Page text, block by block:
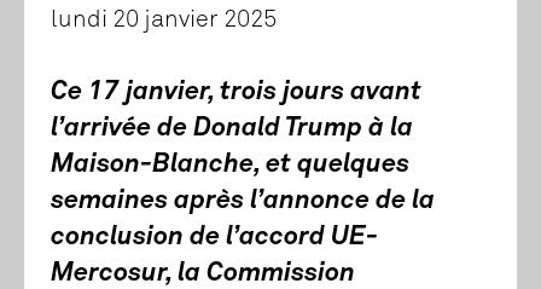
lundi 20 janvier 2025
Ce 17 janvier, trois jours avant
l’arrivée de Donald Trump à la
Maison-Blanche, et quelques
semaines après l’annonce de la
conclusion de l’accord UE-
Mercosur, la Commission